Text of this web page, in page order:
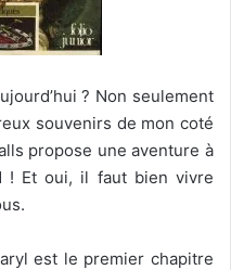
? Non seulement
souvenirs de mon coté
propose une aventure à
! Et oui, il faut bien vivre
est le premier chapitre